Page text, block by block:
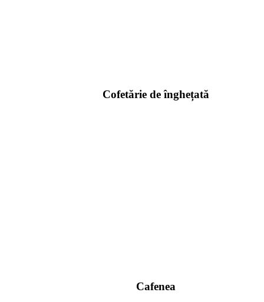
Cofetărie de înghețată
Cafenea